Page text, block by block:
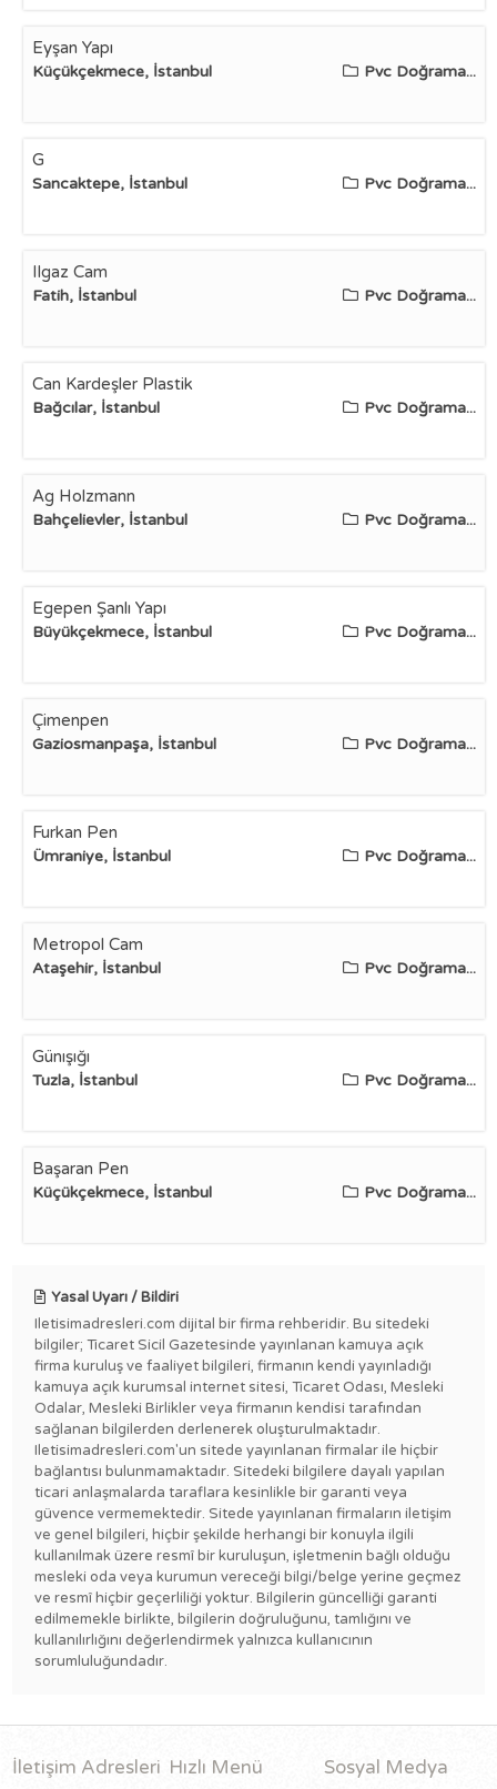
Eyşan Yapı
Küçükçekmece, İstanbul Pvc Doğrama...
G
Sancaktepe, İstanbul Pvc Doğrama...
Ilgaz Cam
Fatih, İstanbul Pvc Doğrama...
Can Kardeşler Plastik
Bağcılar, İstanbul Pvc Doğrama...
Ag Holzmann
Bahçelievler, İstanbul Pvc Doğrama...
Egepen Şanlı Yapı
Büyükçekmece, İstanbul Pvc Doğrama...
Çimenpen
Gaziosmanpaşa, İstanbul Pvc Doğrama...
Furkan Pen
Ümraniye, İstanbul Pvc Doğrama...
Metropol Cam
Ataşehir, İstanbul Pvc Doğrama...
Günışığı
Tuzla, İstanbul Pvc Doğrama...
Başaran Pen
Küçükçekmece, İstanbul Pvc Doğrama...
Yasal Uyarı / Bildiri
Iletisimadresleri.com dijital bir firma rehberidir. Bu sitedeki
bilgiler; Ticaret Sicil Gazetesinde yayınlanan kamuya açık
firma kuruluş ve faaliyet bilgileri, firmanın kendi yayınladığı
kamuya açık kurumsal internet sitesi, Ticaret Odası, Mesleki
Odalar, Mesleki Birlikler veya firmanın kendisi tarafından
sağlanan bilgilerden derlenerek oluşturulmaktadır.
Iletisimadresleri.com'un sitede yayınlanan firmalar ile hiçbir
bağlantısı bulunmamaktadır. Sitedeki bilgilere dayalı yapılan
ticari anlaşmalarda taraflara kesinlikle bir garanti veya
güvence vermemektedir. Sitede yayınlanan firmaların iletişim
ve genel bilgileri, hiçbir şekilde herhangi bir konuyla ilgili
kullanılmak üzere resmî bir kuruluşun, işletmenin bağlı olduğu
mesleki oda veya kurumun vereceği bilgi/belge yerine geçmez
ve resmî hiçbir geçerliliği yoktur. Bilgilerin güncelliği garanti
edilmemekle birlikte, bilgilerin doğruluğunu, tamlığını ve
kullanılırlığını değerlendirmek yalnızca kullanıcının
sorumluluğundadır.
İletişim Adresleri Hızlı Menü Sosyal Medya